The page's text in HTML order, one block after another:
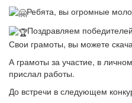
Ребята, вы огромные
Поздравляем
Свои грамоты, вы можете
А грамоты за участие, в
прислал работы.
До встречи в следующем